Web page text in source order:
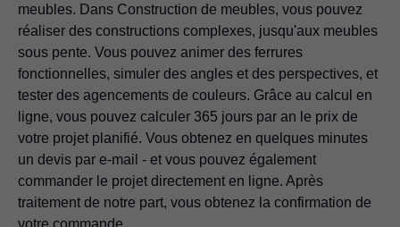
meubles. Dans Construction de meubles, vous pouvez
réaliser des constructions complexes, jusqu'aux meubles
sous pente. Vous pouvez animer des ferrures
fonctionnelles, simuler des angles et des perspectives, et
tester des agencements de couleurs. Grâce au calcul en
ligne, vous pouvez calculer 365 jours par an le prix de
votre projet planifié. Vous obtenez en quelques minutes
un devis par e-mail - et vous pouvez également
commander le projet directement en ligne. Après
traitement de notre part, vous obtenez la confirmation de
votre commande.